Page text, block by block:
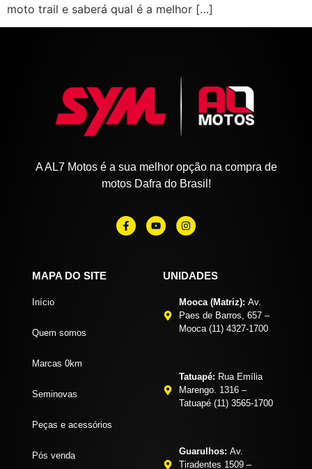
moto trail e saberá qual é a melhor […]
A AL7 Motos é a sua melhor opção na compra de
motos Dafra do Brasil!
MAPA DO SITE
Início
Quem somos
Marcas 0km
Seminovas
Peças e acessórios
Pós venda
UNIDADES
Mooca (Matriz): Av.
Paes de Barros, 657 –
Mooca (11) 4327-1700
Tatuapé: Rua Emília
Marengo. 1316 –
Tatuapé (11) 3565-1700
Guarulhos: Av.
Tiradentes 1509 –